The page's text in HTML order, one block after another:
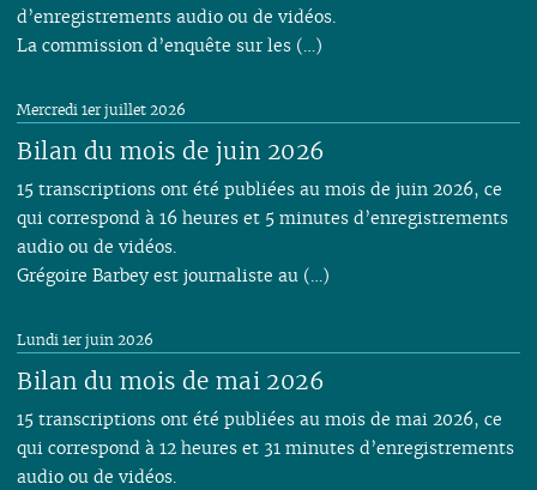
d’enregistrements audio ou de vidéos.
La commission d’enquête sur les (…)
Bilan du mois de juin 2026
Mercredi 1er juillet 2026
15 transcriptions ont été publiées au mois de juin 2026, ce
qui correspond à 16 heures et 5 minutes d’enregistrements
audio ou de vidéos.
Grégoire Barbey est journaliste au (…)
Bilan du mois de mai 2026
Lundi 1er juin 2026
15 transcriptions ont été publiées au mois de mai 2026, ce
qui correspond à 12 heures et 31 minutes d’enregistrements
audio ou de vidéos.